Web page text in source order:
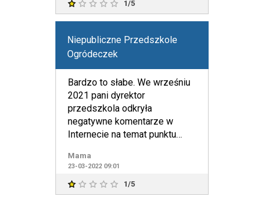
1/5
Niepubliczne Przedszkole
Ogródeczek
Bardzo to słabe. We wrześniu
2021 pani dyrektor
przedszkola odkryła
negatywne komentarze w
Internecie na temat punktu
i na zebraniu
Mama
23-03-2022 09:01
1/5